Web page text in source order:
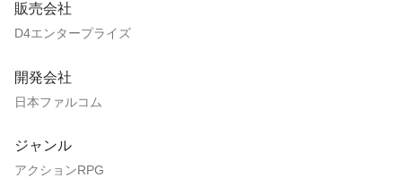
販売会社
D4エンタープライズ
開発会社
日本ファルコム
ジャンル
アクションRPG